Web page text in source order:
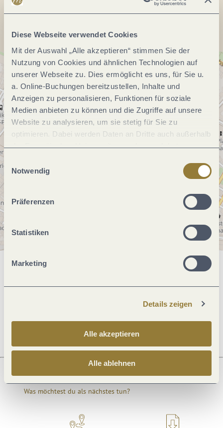
Diese Webseite verwendet Cookies
Mit der Auswahl „Alle akzeptieren“ stimmen Sie der
Nutzung von Cookies und ähnlichen Technologien auf
unserer Webseite zu. Dies ermöglicht es uns, für Sie u.
a. Online-Buchungen bereitzustellen, Inhalte und
Anzeigen zu personalisieren, Funktionen für soziale
Medien anbieten zu können und die Zugriffe auf unsere
Website zu analysieren, um sie stetig für Sie zu
optimieren. Dabei werden Daten an Dritte auch außerhalb
der Europäischen Union weitergegeben und dort
jederzeit widerrufen werden. Mit der Auswahl "Alle
ablehnen" kann es zu Beeinträchtigungen in der Nutzung
Notwendig
Präferenzen
Statistiken
Marketing
Details zeigen
Alle akzeptieren
Alle ablehnen
Allgemeine Informationen
Was möchtest du als nächstes tun?